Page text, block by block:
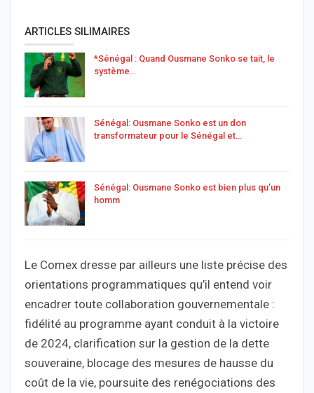
ARTICLES SILIMAIRES
*Sénégal : Quand Ousmane Sonko se tait, le
système…
Sénégal: Ousmane Sonko est un don
transformateur pour le Sénégal et…
Sénégal: Ousmane Sonko est bien plus qu’un
homm
Le Comex dresse par ailleurs une liste précise des
orientations programmatiques qu’il entend voir
encadrer toute collaboration gouvernementale :
fidélité au programme ayant conduit à la victoire
de 2024, clarification sur la gestion de la dette
souveraine, blocage des mesures de hausse du
coût de la vie, poursuite des renégociations des